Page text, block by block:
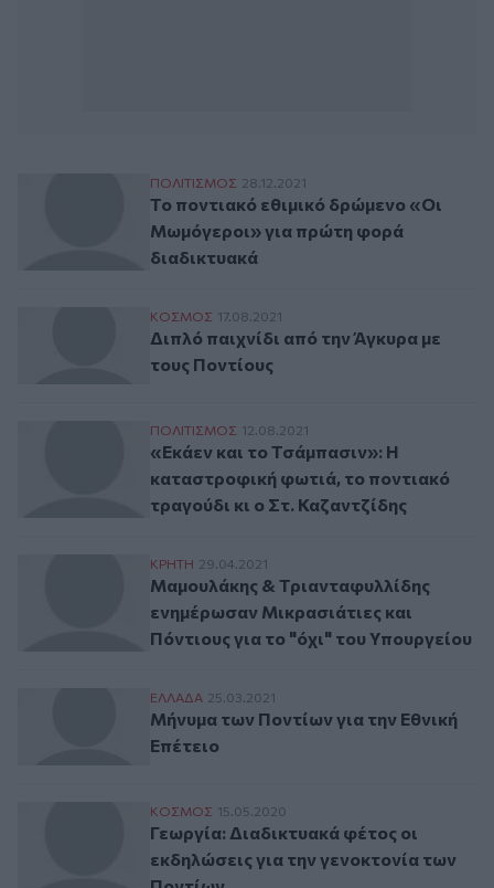
Το ποντιακό εθιμικό δρώμενο «Οι
ΠΟΛΙΤΙΣΜΟΣ 28.12.2021
Το ποντιακό εθιμικό δρώμενο «Οι
Μωμόγεροι» για πρώτη φορά
διαδικτυακά
Διπλό παιχνίδι από την Άγκυρα με τους
ΚΟΣΜΟΣ 17.08.2021
Διπλό παιχνίδι από την Άγκυρα με
τους Ποντίους
«Εκάεν και το Τσάμπασιν»: Η
ΠΟΛΙΤΙΣΜΟΣ 12.08.2021
«Εκάεν και το Τσάμπασιν»: Η
καταστροφική φωτιά, το ποντιακό
τραγούδι κι ο Στ. Καζαντζίδης
Μαμουλάκης & Τριανταφυλλίδης
ΚΡΗΤΗ 29.04.2021
Μαμουλάκης & Τριανταφυλλίδης
ενημέρωσαν Μικρασιάτιες και
Πόντιους για το "όχι" του Υπουργείου
Μήνυμα των Ποντίων για την Εθνική
ΕΛΛAΔΑ 25.03.2021
Μήνυμα των Ποντίων για την Εθνική
Επέτειο
Γεωργία: Διαδικτυακά φέτος οι
ΚΟΣΜΟΣ 15.05.2020
Γεωργία: Διαδικτυακά φέτος οι
εκδηλώσεις για την γενοκτονία των